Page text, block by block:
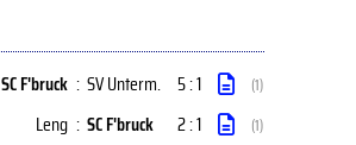
SC F'bruck : SV Unterm. 5 : 1 (1)
Leng : SC F'bruck 2 : 1 (1)